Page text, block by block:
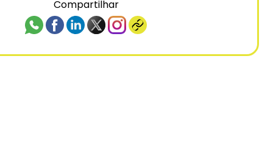
Compartilhar